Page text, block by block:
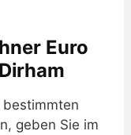
Euro
bestimmten
geben Sie im